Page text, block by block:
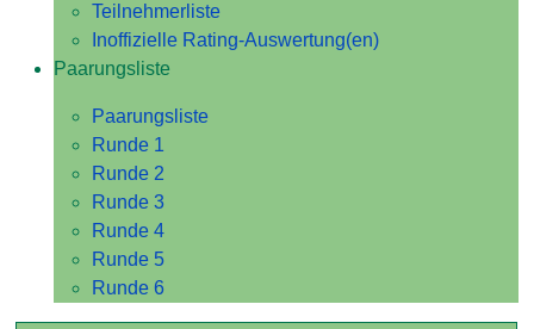
Teilnehmerliste
Inoffizielle Rating-Auswertung(en)
Paarungsliste
Paarungsliste
Runde 1
Runde 2
Runde 3
Runde 4
Runde 5
Runde 6